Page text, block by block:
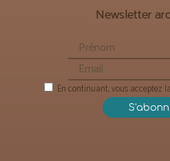
Newsletter
En continuant, vous acceptez